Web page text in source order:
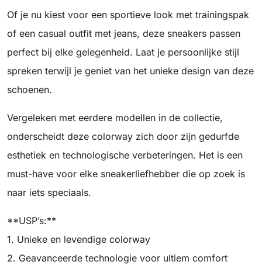
Of je nu kiest voor een sportieve look met trainingspak
of een casual outfit met jeans, deze sneakers passen
perfect bij elke gelegenheid. Laat je persoonlijke stijl
spreken terwijl je geniet van het unieke design van deze
schoenen.
Vergeleken met eerdere modellen in de collectie,
onderscheidt deze colorway zich door zijn gedurfde
esthetiek en technologische verbeteringen. Het is een
must-have voor elke sneakerliefhebber die op zoek is
naar iets speciaals.
**USP’s:**
1. Unieke en levendige colorway
2. Geavanceerde technologie voor ultiem comfort